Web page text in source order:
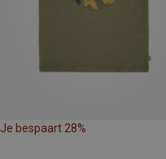
Je bespaart 28%